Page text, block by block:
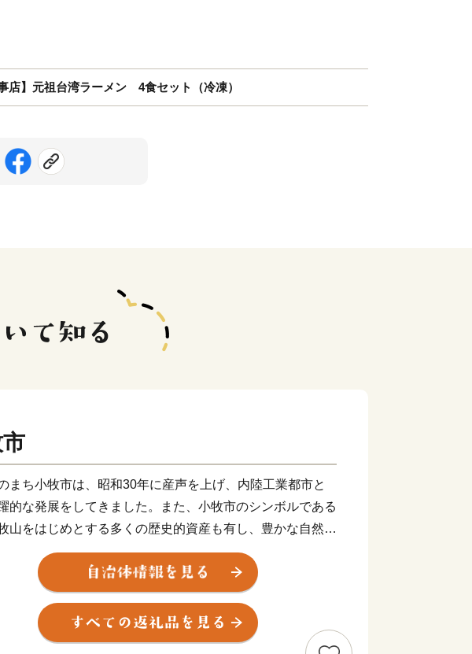
店】元祖台湾ラーメン 4食セット（冷凍）
まち小牧市は、昭和30年に産声を上げ、内陸工業都市と
的な発展をしてきました。また、小牧市のシンボルである
山をはじめとする多くの歴史的資産も有し、豊かな自然と
るまちでもあります。